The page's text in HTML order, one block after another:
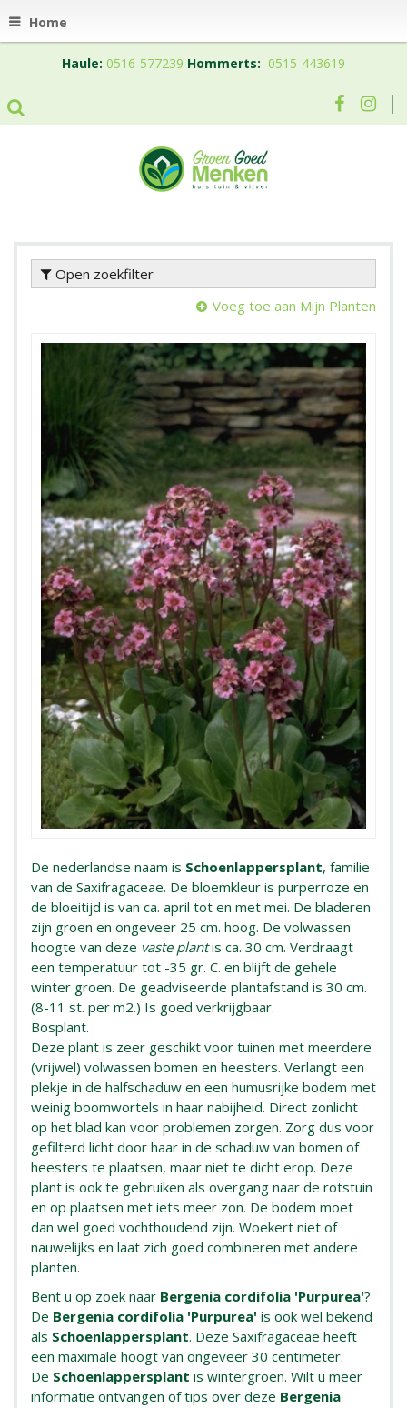
Home
Haule: 0516-577239 Hommerts: 0515-443619
Open zoekfilter
Voeg toe aan Mijn Planten
De nederlandse naam is Schoenlappersplant, familie
van de Saxifragaceae. De bloemkleur is purperroze en
de bloeitijd is van ca. april tot en met mei. De bladeren
zijn groen en ongeveer 25 cm. hoog. De volwassen
hoogte van deze vaste plantis ca. 30 cm. Verdraagt
een temperatuur tot -35 gr. C. en blijft de gehele
winter groen. De geadviseerde plantafstand is 30 cm.
(8-11 st. per m2.) Is goed verkrijgbaar.
Bosplant.
Deze plant is zeer geschikt voor tuinen met meerdere
(vrijwel) volwassen bomen en heesters. Verlangt een
plekje in de halfschaduw en een humusrijke bodem met
weinig boomwortels in haar nabijheid. Direct zonlicht
op het blad kan voor problemen zorgen. Zorg dus voor
gefilterd licht door haar in de schaduw van bomen of
heesters te plaatsen, maar niet te dicht erop. Deze
plant is ook te gebruiken als overgang naar de rotstuin
en op plaatsen met iets meer zon. De bodem moet
dan wel goed vochthoudend zijn. Woekert niet of
nauwelijks en laat zich goed combineren met andere
planten.
Bent u op zoek naar Bergenia cordifolia 'Purpurea'?
De Bergenia cordifolia 'Purpurea' is ook wel bekend
als Schoenlappersplant. Deze Saxifragaceae heeft
een maximale hoogt van ongeveer 30 centimeter.
De Schoenlappersplant is wintergroen. Wilt u meer
informatie ontvangen of tips over deze Bergenia